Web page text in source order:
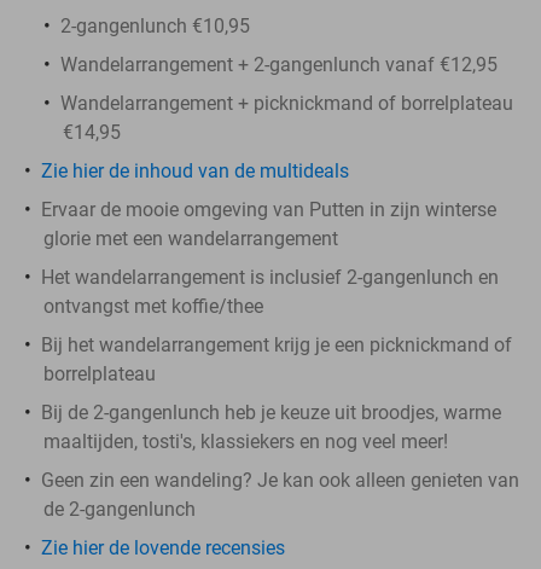
2-gangenlunch €10,95
Wandelarrangement + 2-gangenlunch vanaf €12,95
Wandelarrangement + picknickmand of borrelplateau
€14,95
Zie hier de inhoud van de multideals
Ervaar de mooie omgeving van Putten in zijn winterse
glorie met een wandelarrangement
Het wandelarrangement is inclusief 2-gangenlunch en
ontvangst met koffie/thee
Bij het wandelarrangement krijg je een picknickmand of
borrelplateau
Bij de 2-gangenlunch heb je keuze uit broodjes, warme
maaltijden, tosti's, klassiekers en nog veel meer!
Geen zin een wandeling? Je kan ook alleen genieten van
de 2-gangenlunch
Zie hier de lovende recensies